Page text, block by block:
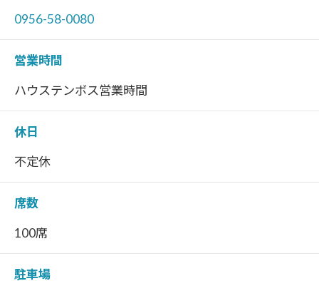
0956-58-0080
営業時間
ハウステンボス営業時間
休日
不定休
席数
100席
駐車場